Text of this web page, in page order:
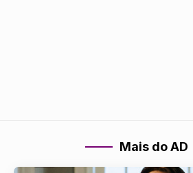
Mais do AD